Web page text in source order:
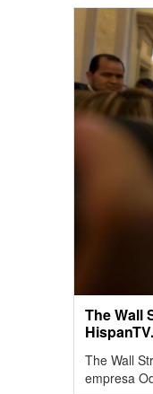
The Wall
The Wall
empresa